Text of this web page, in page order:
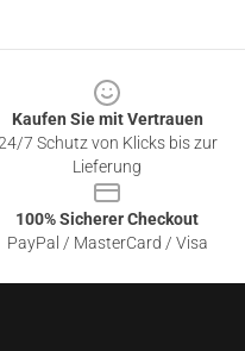
Kaufen Sie mit Vertrauen
7 Schutz von Klicks bis zur
Lieferung
100% Sicherer Checkout
PayPal / MasterCard / Visa